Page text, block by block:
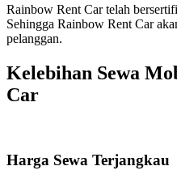
Rainbow Rent Car telah
Sehingga Rainbow Rent Car
pelanggan.
Kelebihan Sewa
Car
Harga Sewa Terjangkau